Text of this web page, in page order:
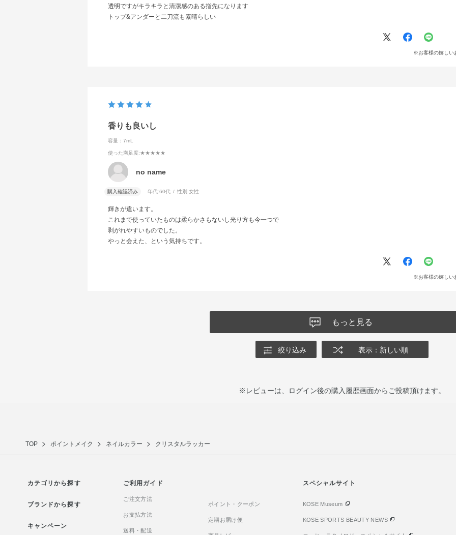
透明ですがキラキラと清潔感のある指先になります
トップ&アンダーと二刀流も素晴らしい
※お客様の嬉しい
香りも良いし
容量：7mL
使った満足度:★★★★★
no name
購入確認済み 年代:60代 性別:女性
輝きが違います。
これまで使っていたものは柔らかさもないし光り方も今一つで
剥がれやすいものでした。
やっと会えた、という気持ちです。
※お客様の嬉しい
もっと見る
絞り込み 表示：新しい順
※レビューは、ログイン後の購入履歴画面からご投稿頂けます。
TOP ポイントメイク ネイルカラー クリスタルラッカー
カテゴリから探す
ブランドから探す
キャンペーン
ご利用ガイド
ご注文方法
お支払方法
送料・配送
ポイント・クーポン
定期お届け便
スペシャルサイト
KOSE Museum
KOSE SPORTS BEAUTY NEWS